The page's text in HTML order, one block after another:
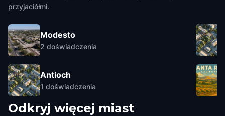
przyjaciółmi.
Modesto
2 doświadczenia
Antioch
1 doświadczenia
Odkryj więcej miast